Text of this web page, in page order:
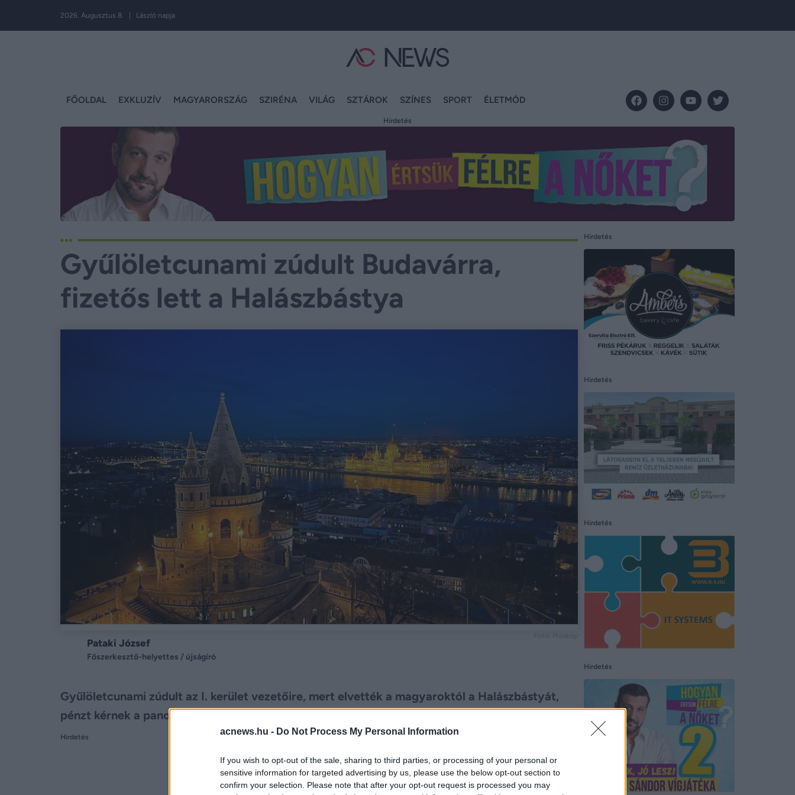
acnews.hu - Do Not Process My Personal Information
If you wish to opt-out of the sale, sharing to third parties, or processing of your personal or
sensitive information for targeted advertising by us, please use the below opt-out section to
confirm your selection. Please note that after your opt-out request is processed you may
2026. Augusztus 8. | László napja
FŐOLDAL EXKLUZÍV MAGYARORSZÁG SZIRÉNA VILÁG SZTÁROK SZÍNES SPORT ÉLETMÓD
Hirdetés
Gyűlöletcunami zúdult Budavárra,
fizetős lett a Halászbástya
Pataki József
Főszerkesztő-helyettes / újságíró
Gyűlöletcunami zúdult az I. kerület vezetőire, mert elvették a magyaroktól a Halászbástyát,
pénzt kérnek a panorámáért.
Hirdetés
Hirdetés
Hirdetés
Hirdetés
Hirdetés